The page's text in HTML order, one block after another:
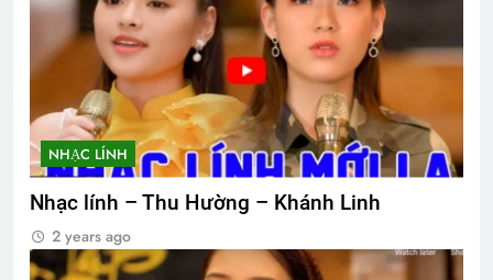
NHẠC LÍNH
Nhạc lính – Thu Hường – Khánh Linh
2 years ago